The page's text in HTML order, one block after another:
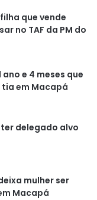
que vende
no TAF da PM do
ano e 4 meses que
em Macapá
delegado alvo
mulher ser
Macapá